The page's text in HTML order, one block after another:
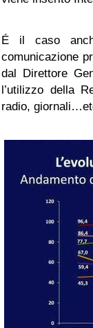
É il caso
comunicazione
dal Direttore
l’utilizzo della
radio,